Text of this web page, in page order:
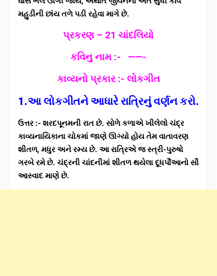
મહુડીની છાંય તળે પડી રહેવા માગે છે.
પ્રકરણ – 21 ચાંદલિયો
કવિનુ નામ :- ‌‌‌‌‌ ——-
કાવ્યનો પ્રકાર :- લોકગીત
1.આ લોકગીતને આધારે રાત્રિનું વર્ણન કરો.
ઉત્તર :- શરદપૂનમની રાત છે. સોળે કળાએ ખીલેલો ચંદ્ર
કાવ્યનાયિકાના ચોકમાં જાણે ઊગ્યો હોય તેમ વાતાવરણ
શીતળ, મધુર અને રમ્ય છે. આ રાત્રિએ જ સ્ત્રી-પુરુષો
ગરબે રમે છે. ચંદ્રની ચાંદનીમાં શીતળ થયેલા દૂધપૌંઆનો સૌ
આસ્વાદ માણે છે.